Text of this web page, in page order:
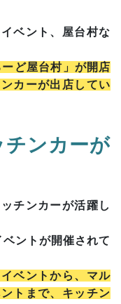
ベント、屋台村な
ど屋台村」が開店
カーが出店してい
ンカーが
チンカーが活躍し
ントが開催されて
ベントから、マル
トまで、キッチン